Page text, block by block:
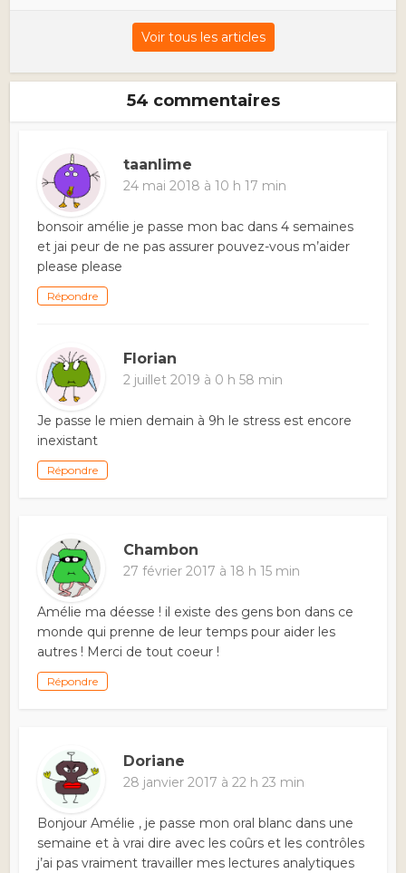
Voir tous les articles
54 commentaires
taanlime
24 mai 2018 à 10 h 17 min
bonsoir amélie je passe mon bac dans 4 semaines
et jai peur de ne pas assurer pouvez-vous m’aider
please please
Répondre
Florian
2 juillet 2019 à 0 h 58 min
Je passe le mien demain à 9h le stress est encore
inexistant
Répondre
Chambon
27 février 2017 à 18 h 15 min
Amélie ma déesse ! il existe des gens bon dans ce
monde qui prenne de leur temps pour aider les
autres ! Merci de tout coeur !
Répondre
Doriane
28 janvier 2017 à 22 h 23 min
Bonjour Amélie , je passe mon oral blanc dans une
semaine et à vrai dire avec les coûrs et les contrôles
j’ai pas vraiment travailler mes lectures analytiques